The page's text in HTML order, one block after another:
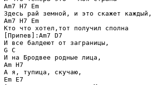
Am7 H7 Em
Здесь рай земной, и это скажет каждый,
Am7 H7 Em
Кто что хотел,тот получил сполна
[Припев]:Am7 D7
И все балдеют от заграницы,
G C
И на Бродвее родные лица,
Am H7
А я, тупица, скучаю,
Em E7